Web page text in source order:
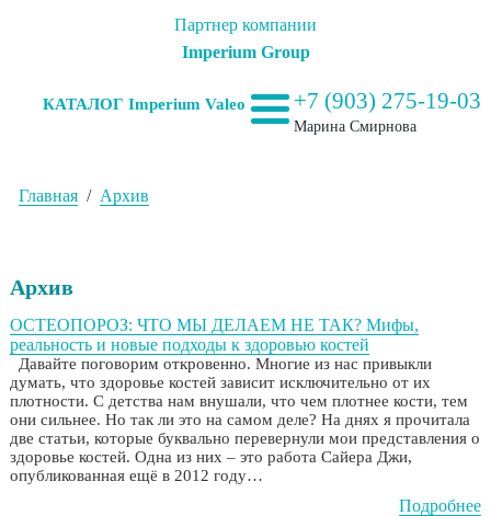
Партнер компании
Imperium Group
КАТАЛОГ Imperium Valeo +7 (903) 275-19-03
Марина Смирнова
Главная / Архив
Архив
ОСТЕОПОРОЗ: ЧТО МЫ ДЕЛАЕМ НЕ ТАК? Мифы,
реальность и новые подходы к здоровью костей
Давайте поговорим откровенно. Многие из нас привыкли
думать, что здоровье костей зависит исключительно от их
плотности. С детства нам внушали, что чем плотнее кости, тем
они сильнее. Но так ли это на самом деле? На днях я прочитала
две статьи, которые буквально перевернули мои представления о
здоровье костей. Одна из них – это работа Сайера Джи,
опубликованная ещё в 2012 году…
Подробнее